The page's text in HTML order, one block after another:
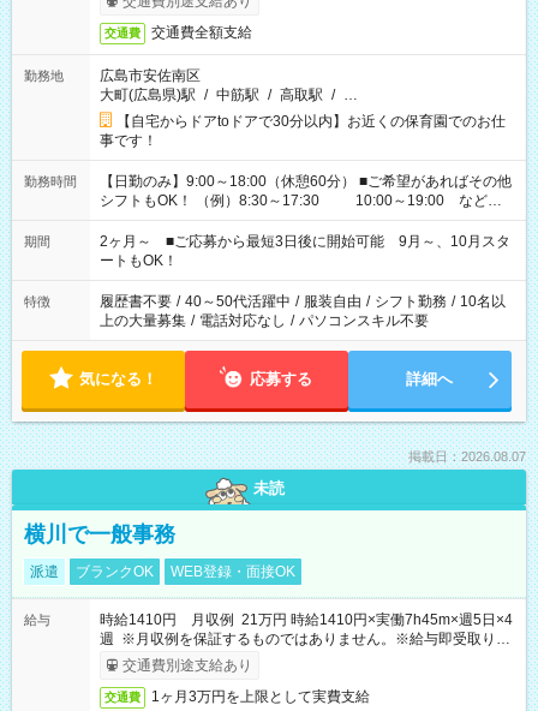
交通費 交通費全額支給
勤務地
広島市安佐南区
大町(広島県)駅 / 中筋駅 / 高取駅 / …
【自宅からドアtoドアで30分以内】お近くの保育園でのお仕
事です！
勤務時間
【日勤のみ】9:00～18:00（休憩60分） ■ご希望があればその他
シフトもOK！ （例）8:30～17:30 10:00～19:00 など
「家族とお休みを合わせたい」 「余裕を持って夕飯の準備がし
たい」 「できれば残業はしたくない」 など、ご希望があれば教
えてくださいね。 ※Wワーク希望の方へ 今ご覧のお仕事で希望
する勤務時間と、もう1つのお仕事の勤務時間。 合計で週40時
間を超える場合は応募できません
期間
2ヶ月～ ■ご応募から最短3日後に開始可能 9月～、10月スタ
ートもOK！
特徴 履歴書不要 / 40～50代活躍中 / 服装自由 / シフト勤務 / 10名以
上の大量募集 / 電話対応なし / パソコンスキル不要
気になる！ 応募する 詳細へ
掲載日：2026.08.07
未読
横川で一般事務
派遣 ブランクOK WEB登録・面接OK
給与
時給1410円 月収例 21万円 時給1410円×実働7h45m×週5日×4
週 ※月収例を保証するものではありません。※給与即受取りサ
ービス利用可（利用条件有）
交通費別途支給あり
交通費 1ヶ月3万円を上限として実費支給